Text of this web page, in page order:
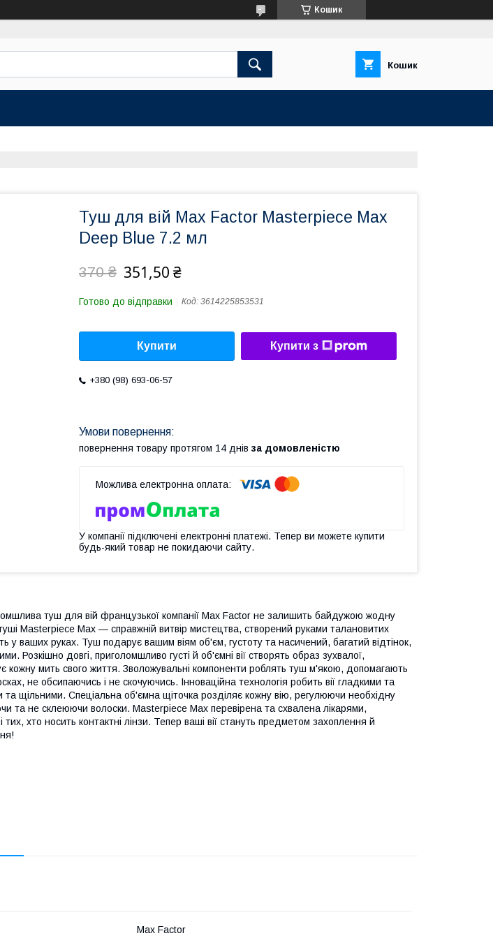
Кошик
Кошик
Туш для вій Max Factor Masterpiece Max
Deep Blue 7.2 мл
370 ₴ 351,50 ₴
Готово до відправки Код: 3614225853531
Купити Купити з
+380 (98) 693-06-57
повернення товару протягом 14 днів за домовленістю
У компанії підключені електронні платежі. Тепер ви можете купити
будь-який товар не покидаючи сайту.
туш для вій французької компанії Max Factor не залишить байдужою жодну
Masterpiece Max — справжній витвір мистецтва, створений руками талановитих
у ваших руках. Туш подарує вашим віям об'єм, густоту та насичений, багатий відтінок,
Розкішно довгі, приголомшливо густі й об'ємні вії створять образ зухвалої,
кожну мить свого життя. Зволожувальні компоненти роблять туш м'якою, допомагають
не обсипаючись і не скочуючись. Інноваційна технологія робить вії гладкими та
щільними. Спеціальна об'ємна щіточка розділяє кожну вію, регулюючи необхідну
та не склеюючи волоски. Masterpiece Max перевірена та схвалена лікарями,
хто носить контактні лінзи. Тепер ваші вії стануть предметом захоплення й
Max Factor